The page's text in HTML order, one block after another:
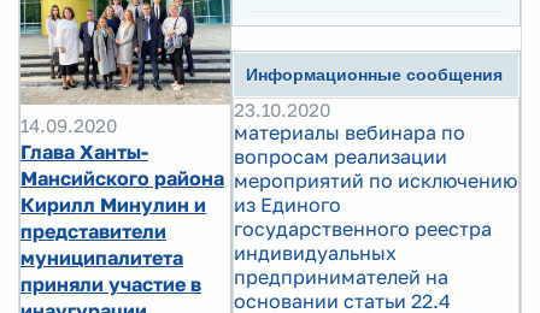
14.09.2020
Глава Ханты-
Мансийского района
Кирилл Минулин и
представители
муниципалитета
приняли участие в
Информационные сообщения
23.10.2020
материалы вебинара по
вопросам реализации
мероприятий по исключению
из Единого
государственного реестра
индивидуальных
предпринимателей на
основании статьи 22.4